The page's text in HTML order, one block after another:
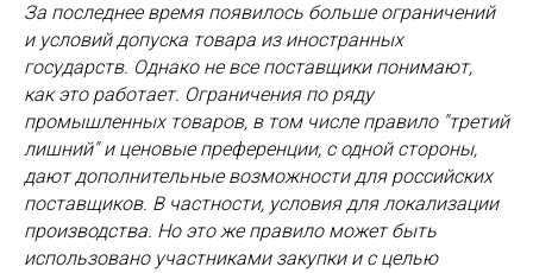
За последнее время появилось больше ограничений
и условий допуска товара из иностранных
государств. Однако не все поставщики понимают,
как это работает. Ограничения по ряду
промышленных товаров, в том числе правило "третий
лишний" и ценовые преференции, с одной стороны,
дают дополнительные возможности для российских
поставщиков. В частности, условия для локализации
производства. Но это же правило может быть
использовано участниками закупки и с целью